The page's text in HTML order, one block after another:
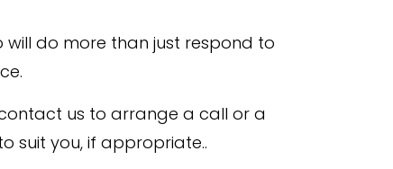
do more than just respond to
us to arrange a call or a
suit you, if appropriate..